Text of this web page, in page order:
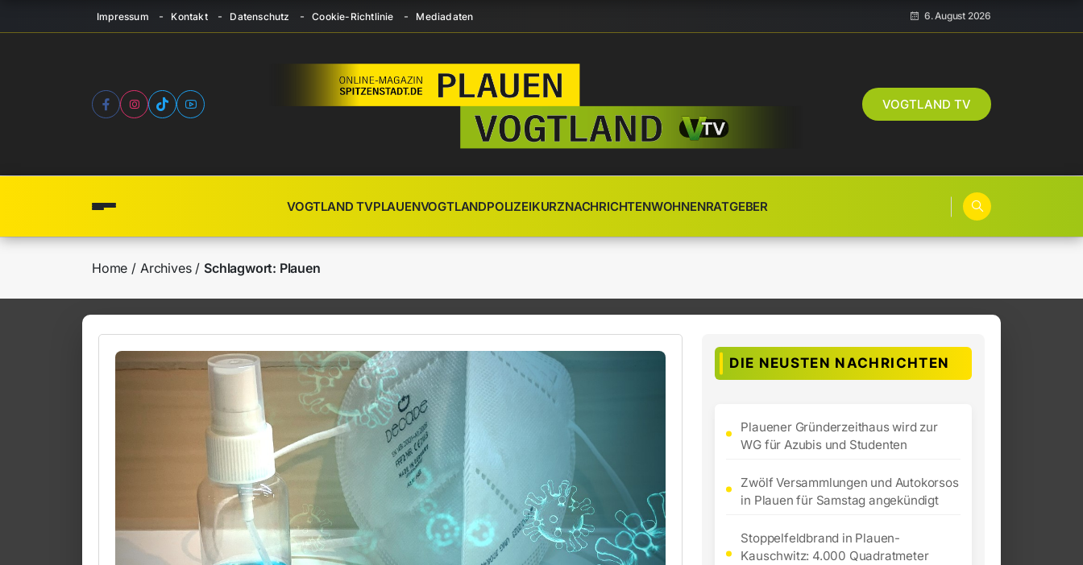
Impressum Kontakt Datenschutz Cookie-Richtlinie Mediadaten 6. August 2026
VOGTLAND TV
VOGTLAND TVPLAUENVOGTLANDPOLIZEIKURZNACHRICHTENWOHNENRATGEBER
Home Archives Schlagwort: Plauen
DIE NEUSTEN NACHRICHTEN
Plauener Gründerzeithaus wird zur
WG für Azubis und Studenten
Zwölf Versammlungen und Autokorsos
in Plauen für Samstag angekündigt
Stoppelfeldbrand in Plauen-
Kauschwitz: 4.000 Quadratmeter